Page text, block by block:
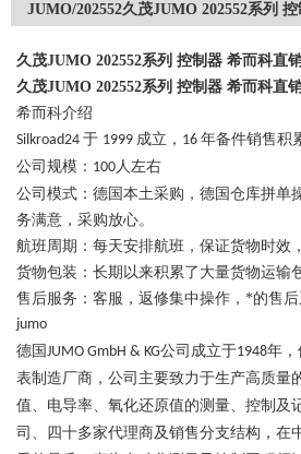
JUMO/202552久茂JUMO 202552系列
久茂JUMO 202552系列 控制器 希而科直
久茂JUMO 202552系列 控制器 希而科直
希而科介绍
Silkroad24 于 1999 成立， 16 年备件销售积
公司规模： 100人左右
公司模式：德国本土采购，德国仓库拼单
务满意，采购放心。
航班周期：每天安排航班，保证货物时效，
货物包装：长期以来积累了大量货物运输
售后服务：客服，返修集中操作，*的售后
jumo
德国 JUMO GmbH & KG公司成立于1948年，
表制造厂商，公司主要致力于生产高质量
值、电导率、氧化还原值的测量、控制及
司、四十多家代理商及销售分支结构，在